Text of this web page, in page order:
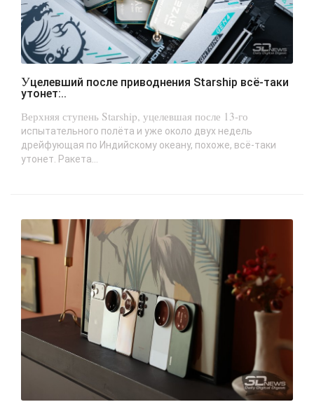
Уцелевший после приводнения Starship всё-таки
утонет:..
Верхняя ступень Starship, уцелевшая после 13-го
испытательного полёта и уже около двух недель
дрейфующая по Индийскому океану, похоже, всё-таки
утонет. Ракета...